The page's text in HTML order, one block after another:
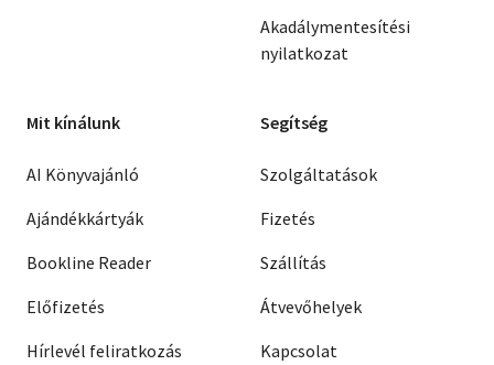
Akadálymentesítési
nyilatkozat
Mit kínálunk
AI Könyvajánló
Ajándékkártyák
Bookline Reader
Előfizetés
Hírlevél feliratkozás
Segítség
Szolgáltatások
Fizetés
Szállítás
Átvevőhelyek
Kapcsolat